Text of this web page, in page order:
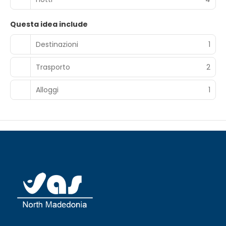
Questa idea include
Destinazioni
1
Trasporto 2
Alloggi 1